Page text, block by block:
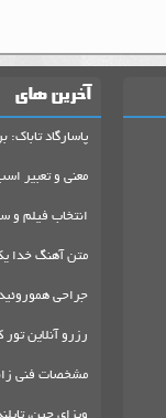
آخرین های
پاسارگاد
معنی و تعبیر
انتخاب فیلم و
متن آهنگ خدا
جراحی
رزرو آنلاین
مشخصات فنی